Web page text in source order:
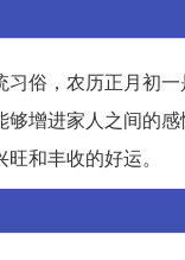
俗，农历正月初
增进家人之间的
和丰收的好运。